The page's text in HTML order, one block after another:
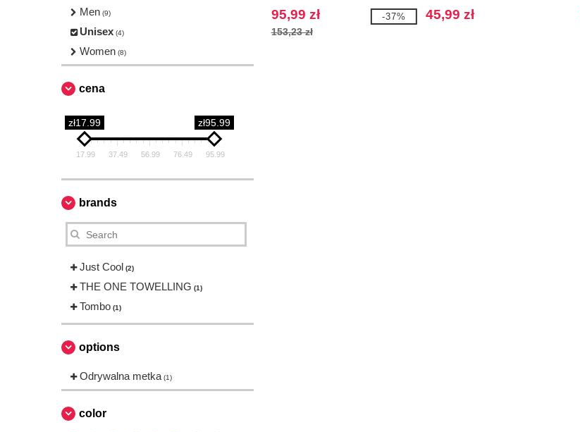
Men (9)
Unisex (4)
Women (8)
cena
zł17.99 zł95.99
17.99 37.49 56.99 76.49 95.99
brands
Just Cool (2)
THE ONE TOWELLING (1)
Tombo (1)
options
Odrywalna metka (1)
color
95,99 zł
153,23 zł
-37% 45,99 zł